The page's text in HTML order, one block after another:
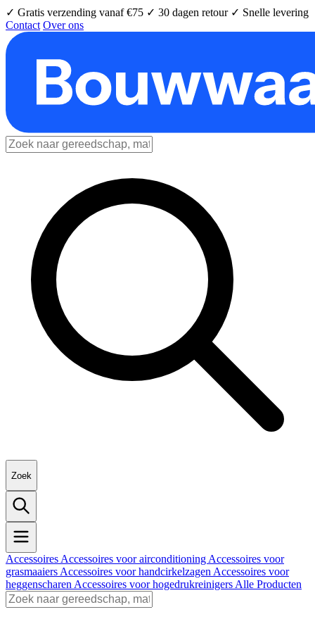
✓ Gratis verzending vanaf €75 ✓ 30 dagen retour ✓ Snelle levering
Contact Over ons
Zoek
Accessoires Accessoires voor airconditioning Accessoires voor
grasmaaiers Accessoires voor handcirkelzagen Accessoires voor
heggenscharen Accessoires voor hogedrukreinigers Alle Producten